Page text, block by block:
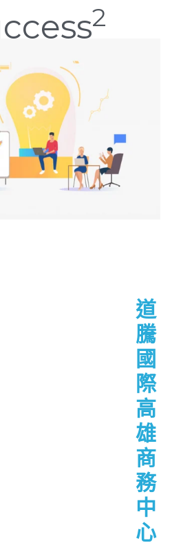
2
道
騰
國
際
高
雄
商
務
中
心